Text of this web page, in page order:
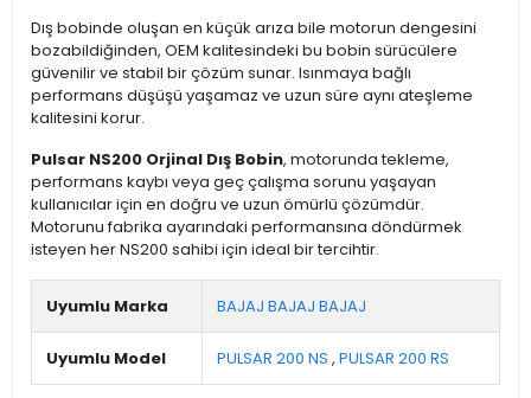
Dış bobinde oluşan en küçük arıza bile motorun dengesini
bozabildiğinden, OEM kalitesindeki bu bobin sürücülere
güvenilir ve stabil bir çözüm sunar. Isınmaya bağlı
performans düşüşü yaşamaz ve uzun süre aynı ateşleme
kalitesini korur.
Pulsar NS200 Orjinal Dış Bobin, motorunda tekleme,
performans kaybı veya geç çalışma sorunu yaşayan
kullanıcılar için en doğru ve uzun ömürlü çözümdür.
Motorunu fabrika ayarındaki performansına döndürmek
isteyen her NS200 sahibi için ideal bir tercihtir.
Uyumlu Marka BAJAJ BAJAJ BAJAJ
Uyumlu Model PULSAR 200 NS , PULSAR 200 RS